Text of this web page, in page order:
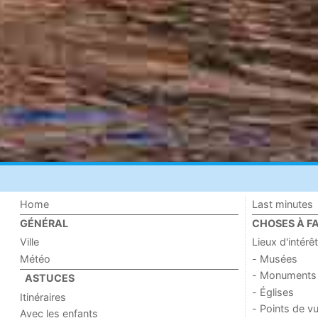
Home
GÉNÉRAL
Ville
Météo
ASTUCES
Itinéraires
Avec les enfants
Last minutes
CHOSES À
Lieux d'intérêt
- Musées
- Monuments
- Églises
- Points de